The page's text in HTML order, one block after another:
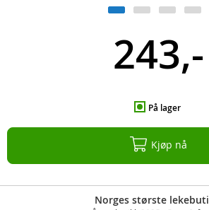
243,-
På lager
Kjøp nå
Norges største